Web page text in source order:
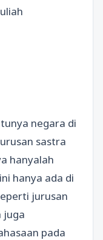
negara di
sastra
hanyalah
hanya ada di
jurusan
juga
pada